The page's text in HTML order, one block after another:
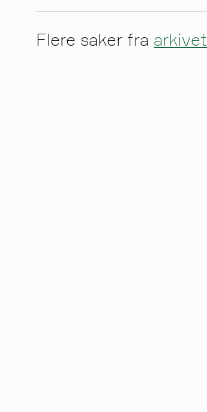
Flere saker fra arkivet